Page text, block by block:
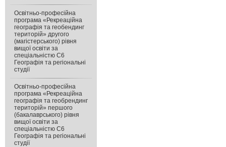
Освітньо-професійна
програма «Рекреаційна
географія та геобендинг
територій» другого
(магістерського) рівня
вищої освіти за
спеціальністю С6
Географія та регіональні
студії
Освітньо-професійна
програма «Рекреаційна
географія та геобрендинг
територій» першого
(бакалаврського) рівня
вищої освіти за
спеціальністю C6
Географія та регіональні
студії